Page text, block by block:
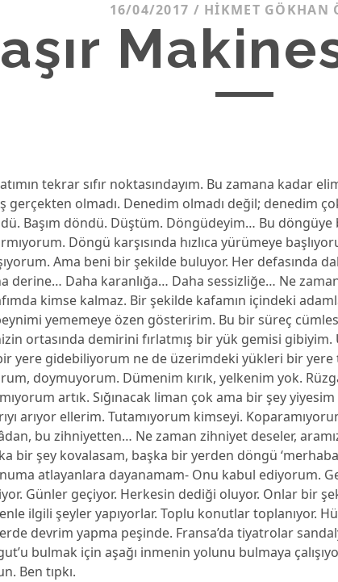
16/04/2017 / HIKMET GÖKHAN
tekrar sıfır noktasındayım. Bu zamana kadar
gerçekten olmadı. Denedim olmadı değil; denedim
Başım döndü. Düştüm. Döngüdeyim… Bu döngüye
Döngü karşısında hızlıca yürümeye
Ama beni bir şekilde buluyor. Her defasında
derine… Daha karanlığa… Daha sessizliğe… Ne
kimse kalmaz. Bir şekilde kafamın içindeki
yememeye özen gösteririm. Bu bir süreç cümlesi
ortasında demirini fırlatmış bir yük gemisi
yere gidebiliyorum ne de üzerimdeki yükleri bir yere
doymuyorum. Dümenim kırık, yelkenim yok.
artık. Sığınacak liman çok ama bir şey
arıyor ellerim. Tutamıyorum kimseyi.
bu zihniyetten… Ne zaman zihniyet deseler,
bir şey kovalasam, başka bir yerden döngü
atlayanlara dayanamam- Onu kabul ediyorum.
Günler geçiyor. Herkesin dediği oluyor. Onlar bir
ilgili şeyler yapıyorlar. Toplu konutlar toplanıyor.
devrim yapma peşinde. Fransa’da tiyatrolar
bulmak için aşağı inmenin yolunu bulmaya
Ben tıpkı.